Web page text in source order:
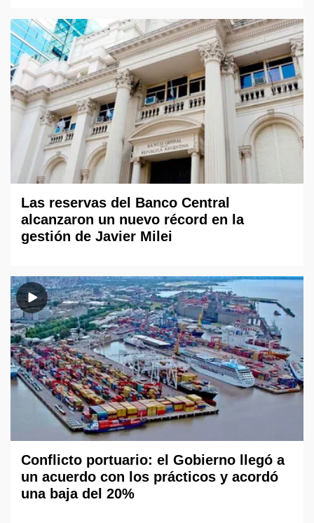
Las reservas del Banco Central
alcanzaron un nuevo récord en la
gestión de Javier Milei
Conflicto portuario: el Gobierno llegó a
un acuerdo con los prácticos y acordó
una baja del 20%